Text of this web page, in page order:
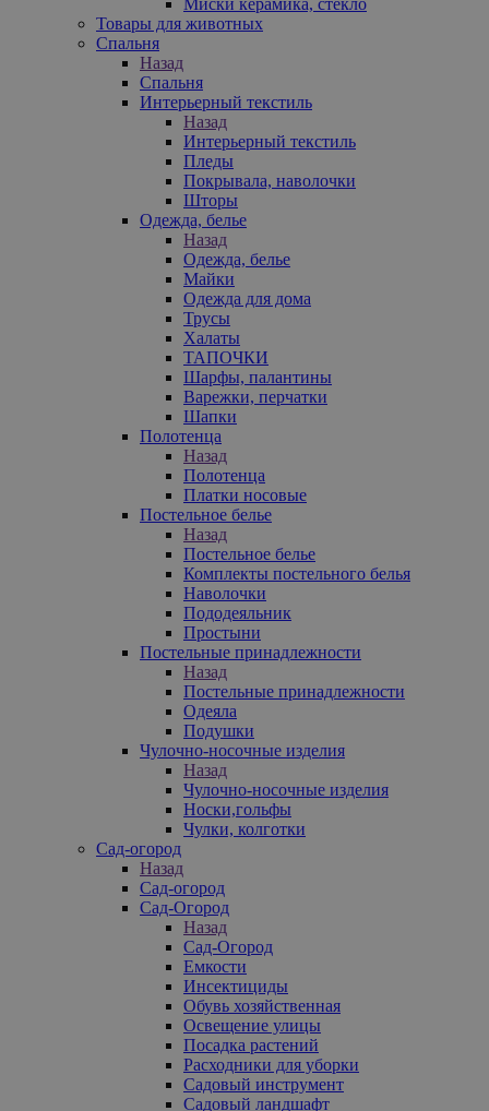
Товары для животных
Спальня
Назад
Спальня
Интерьерный текстиль
Назад
Интерьерный текстиль
Пледы
Покрывала, наволочки
Шторы
Одежда, белье
Назад
Одежда, белье
Майки
Одежда для дома
Трусы
Халаты
ТАПОЧКИ
Шарфы, палантины
Варежки, перчатки
Шапки
Полотенца
Назад
Полотенца
Платки носовые
Постельное белье
Назад
Постельное белье
Комплекты постельного белья
Наволочки
Пододеяльник
Простыни
Постельные принадлежности
Назад
Постельные принадлежности
Одеяла
Подушки
Чулочно-носочные изделия
Назад
Чулочно-носочные изделия
Носки,гольфы
Чулки, колготки
Сад-огород
Назад
Сад-огород
Сад-Огород
Назад
Сад-Огород
Емкости
Инсектициды
Обувь хозяйственная
Освещение улицы
Посадка растений
Расходники для уборки
Садовый инструмент
Садовый ландшафт